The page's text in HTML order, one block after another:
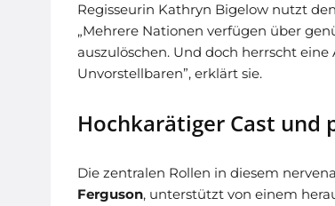
Regisseurin Kathryn Bigelow nutzt
„Mehrere Nationen verfügen über
auszulöschen. Und doch herrscht
Unvorstellbaren”, erklärt sie.
Hochkarätiger Cast und
Die zentralen Rollen in diesem
Ferguson, unterstützt von einem